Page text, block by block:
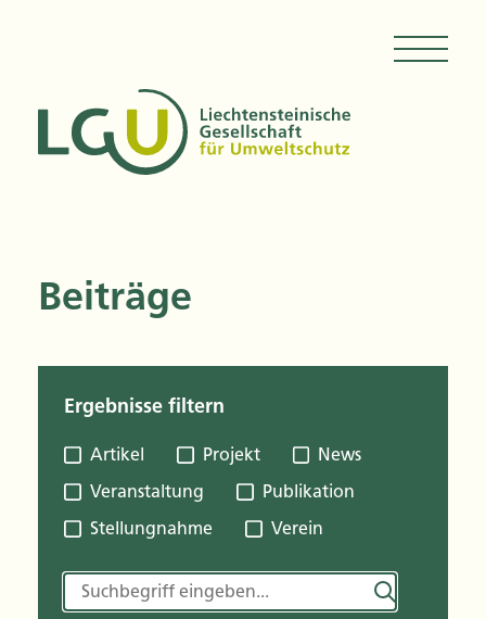
Beiträge
Ergebnisse filtern
Artikel Projekt
News
Veranstaltung
Publikation
Stellungnahme
Verein